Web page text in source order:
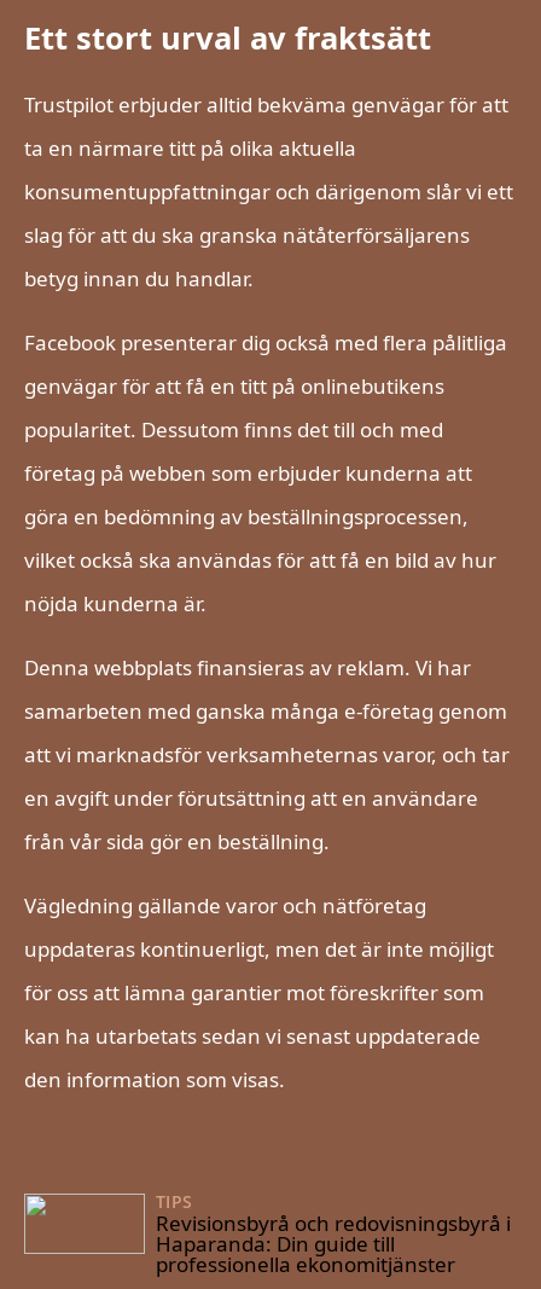
Ett stort urval av fraktsätt
Trustpilot erbjuder alltid bekväma genvägar för att
ta en närmare titt på olika aktuella
konsumentuppfattningar och därigenom slår vi ett
slag för att du ska granska nätåterförsäljarens
betyg innan du handlar.
Facebook presenterar dig också med flera pålitliga
genvägar för att få en titt på onlinebutikens
popularitet. Dessutom finns det till och med
företag på webben som erbjuder kunderna att
göra en bedömning av beställningsprocessen,
vilket också ska användas för att få en bild av hur
nöjda kunderna är.
Denna webbplats finansieras av reklam. Vi har
samarbeten med ganska många e-företag genom
att vi marknadsför verksamheternas varor, och tar
en avgift under förutsättning att en användare
från vår sida gör en beställning.
Vägledning gällande varor och nätföretag
uppdateras kontinuerligt, men det är inte möjligt
för oss att lämna garantier mot föreskrifter som
kan ha utarbetats sedan vi senast uppdaterade
den information som visas.
TIPS
Revisionsbyrå och redovisningsbyrå i
Haparanda: Din guide till
professionella ekonomitjänster